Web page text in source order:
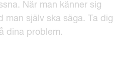
När man känner sig
själv ska säga. Ta dig
dina problem.